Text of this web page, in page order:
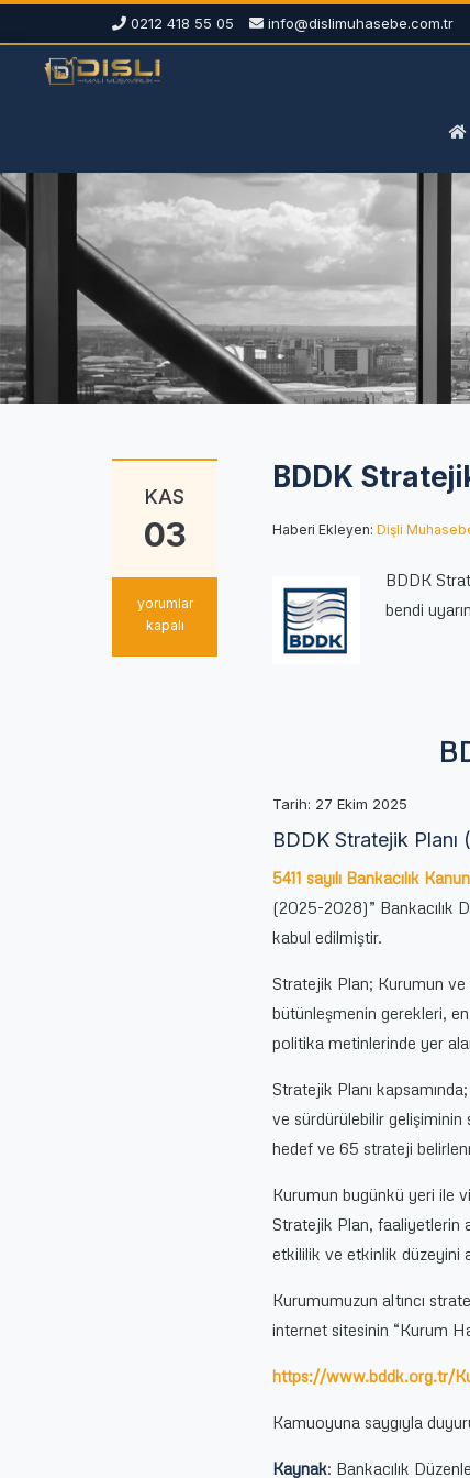
0212 418 55 05 info@dislimuhasebe.com.tr
KAS
03
BDDK
Stratejik
yorumlar
kapalı
BDDK
Haberi Ekleyen:Dişli
BDDK
bendi
Tarih: 27 Ekim 2025
BDDK Stratejik
5411 sayılı Bankacılık
(2025-2028)” Bankacılık
kabul edilmiştir.
Stratejik Plan; Kurumun ve
bütünleşmenin gerekleri,
politika metinlerinde yer
Stratejik Planı
ve sürdürülebilir gelişiminin
hedef ve 65 strateji
Kurumun bugünkü yeri ile
Stratejik Plan, faaliyetlerin
etkililik ve etkinlik düzeyini
Kurumumuzun altıncı
internet sitesinin “Kurum
https://www.bddk.org.tr/
Kamuoyuna saygıyla
Kaynak: Bankacılık